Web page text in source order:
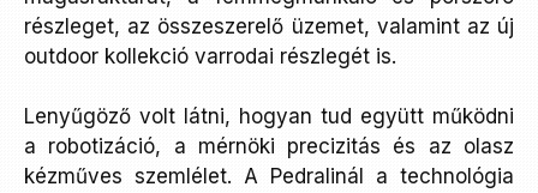
részleget, az összeszerelő üzemet, valamint az új
outdoor kollekció varrodai részlegét is.
Lenyűgöző volt látni, hogyan tud együtt működni
a robotizáció, a mérnöki precizitás és az olasz
kézműves szemlélet. A Pedralinál a technológia